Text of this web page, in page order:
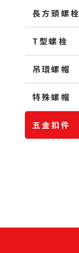
長方頭螺栓
T型螺栓
吊環螺帽
特殊螺帽
五金扣件